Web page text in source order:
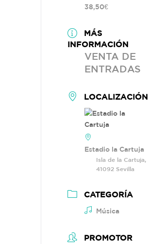
38,50€
MÁS
INFORMACIÓN
VENTA DE
ENTRADAS
LOCALIZACIÓN
Estadio la Cartuja
Isla de la Cartuja,
41092 Sevilla
CATEGORÍA
Música
PROMOTOR